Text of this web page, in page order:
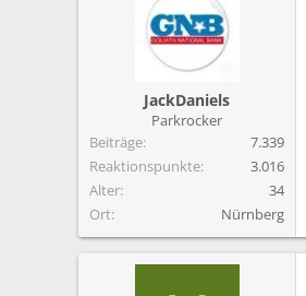
JackDaniels
Parkrocker
Beiträge
7.339
Reaktionspunkte
3.016
Alter
34
Ort
Nürnberg